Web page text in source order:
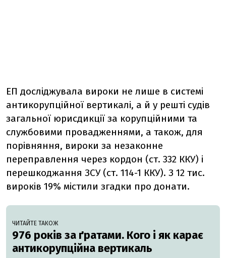
ЕП досліджувала вироки не лише в системі
антикорупційної вертикалі, а й у решті судів
загальної юрисдикції за корупційними та
службовими провадженнями, а також, для
порівняння, вироки за незаконне
переправлення через кордон (ст. 332 ККУ) і
перешкоджання ЗСУ (ст. 114-1 ККУ). З 12 тис.
вироків 19% містили згадки про донати.
ЧИТАЙТЕ ТАКОЖ
976 років за ґратами. Кого і як карає
антикорупційна вертикаль